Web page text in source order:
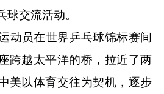
球交流活动。
员在世界乒乓球锦标赛间
跨越太平洋的桥，拉近了两
美以体育交往为契机，逐步